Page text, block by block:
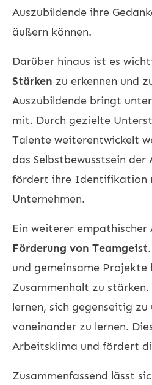
Auszubildende ihre
äußern können.
Darüber hinaus ist es
Stärken zu erkennen und
Auszubildende bringt
mit. Durch gezielte
Talente weiterentwickelt
das Selbstbewusstsein der
fördert ihre Identifikation
Unternehmen.
Ein weiterer
Förderung von Teamgeist
und gemeinsame Projekte
Zusammenhalt zu
lernen, sich gegenseitig
voneinander zu lernen.
Arbeitsklima und fördert
Zusammenfassend lässt